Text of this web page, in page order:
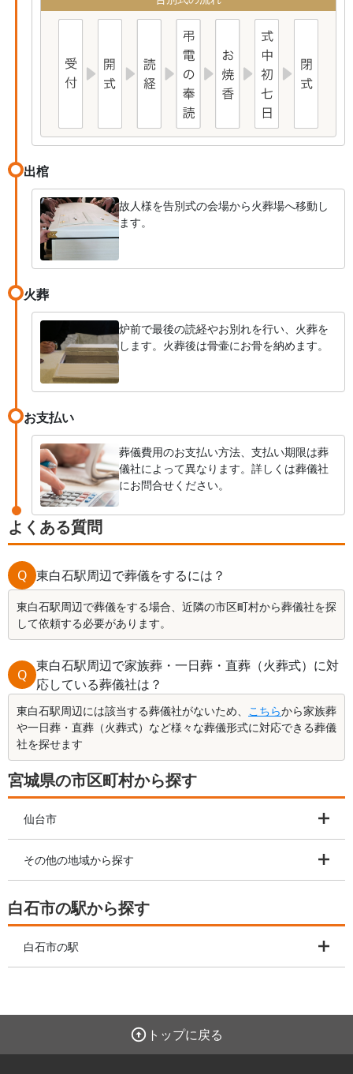
出棺
故人様を告別式の会場から火葬場へ移動し
ます。
火葬
炉前で最後の読経やお別れを行い、火葬を
します。火葬後は骨壷にお骨を納めます。
お支払い
葬儀費用のお支払い方法、支払い期限は葬
儀社によって異なります。詳しくは葬儀社
にお問合せください。
よくある質問
Q 東白石駅周辺で葬儀をするには？
東白石駅周辺で葬儀をする場合、近隣の市区町村から葬儀社を探
して依頼する必要があります。
Q
東白石駅周辺で家族葬・一日葬・直葬（火葬式）に対
応している葬儀社は？
東白石駅周辺には該当する葬儀社がないため、 こちらから家族葬
や一日葬・直葬（火葬式）など様々な葬儀形式に対応できる葬儀
社を探せます
宮城県の市区町村から探す
仙台市
その他の地域から探す
白石市の駅から探す
白石市の駅
トップに戻る